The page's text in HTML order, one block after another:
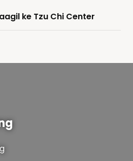
ke Tzu Chi Center